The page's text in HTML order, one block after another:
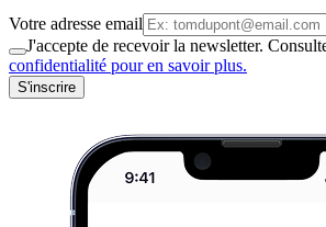
Votre adresse email
J'accepte de recevoir la newsletter.
confidentialité pour en savoir plus.
S'inscrire